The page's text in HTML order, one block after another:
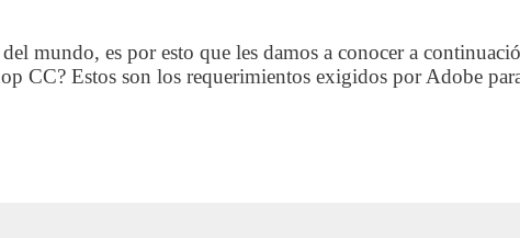
mundo, es por esto que les damos a conocer a
CC? Estos son los requerimientos exigidos por Adobe